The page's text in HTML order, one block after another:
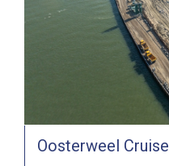
Oosterweel Cruise